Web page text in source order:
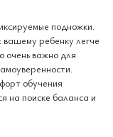
подножки.
вашему ребенку легче
очень важно для
обучения
на поиске баланса и